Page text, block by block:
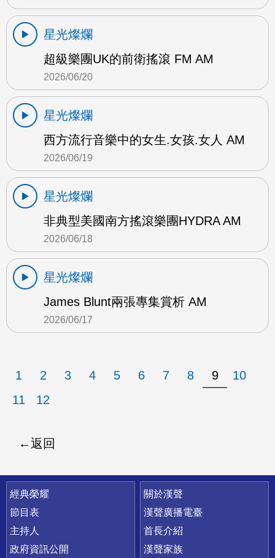
星光燦爛
超級樂團UK的前衛搖滾 FM AM
2026/06/20
星光燦爛
西方流行音樂中的女生.女孩.女人 AM
2026/06/19
星光燦爛
非典型美國南方搖滾樂團HYDRA AM
2026/06/18
星光燦爛
James Blunt兩張專集賞析 AM
2026/06/17
1 2 3 4 5 6 7 8 9
10
11
12
返回
快速連結
經典榮耀
節目表
主持人
政府資訊公開
關於漢聲
漢聲廣播電臺
首長介紹
漢聲家族